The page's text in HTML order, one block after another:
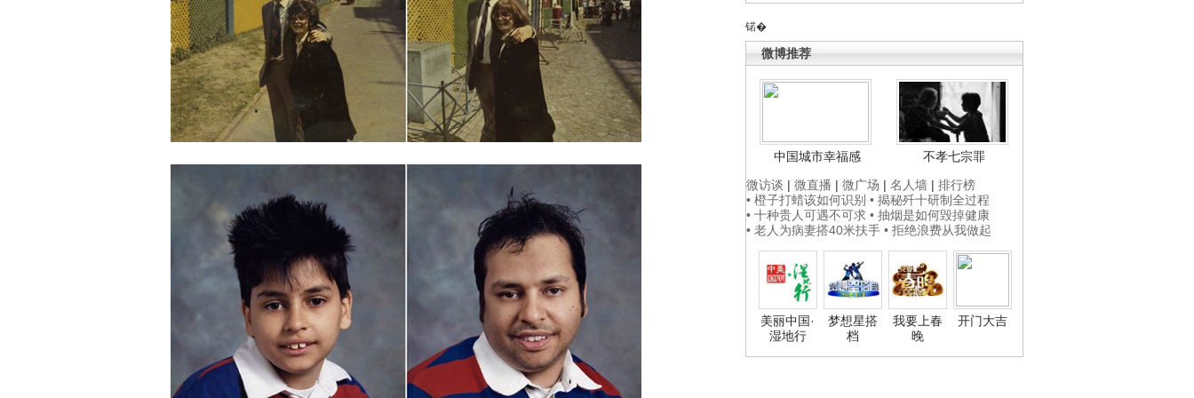
锘�
微博推荐
中国城市幸福感
不孝七宗罪
微访谈 | 微直播 | 微广场 | 名人墙 | 排行榜
• 橙子打蜡该如何识别 • 揭秘歼十研制全过程
• 十种贵人可遇不可求 • 抽烟是如何毁掉健康
• 老人为病妻搭40米扶手 • 拒绝浪费从我做起
美丽中国·
湿地行
梦想星搭
档
我要上春
晚
开门大吉